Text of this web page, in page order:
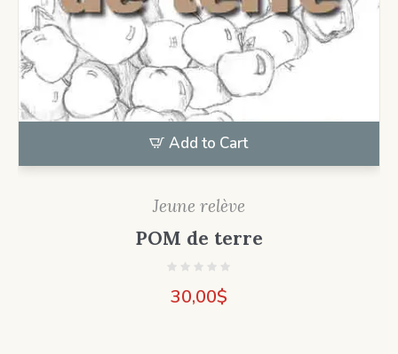
Add to Cart
Jeune relève
POM de terre
30,00$